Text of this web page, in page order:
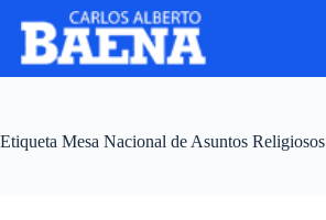
Etiqueta Mesa Nacional de Asuntos Religiosos